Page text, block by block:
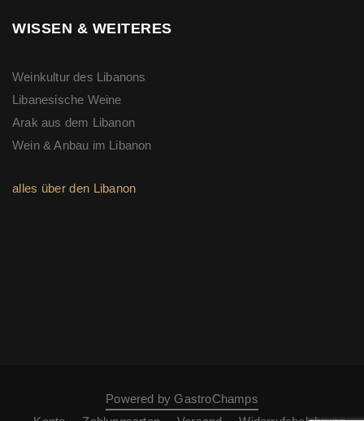
WISSEN & WEITERES
Weinkultur des Libanons
Libanesische Weine
Arak aus dem Libanon
Wein & Anbau im Libanon
alles über den Libanon
Powered by GastroChamps